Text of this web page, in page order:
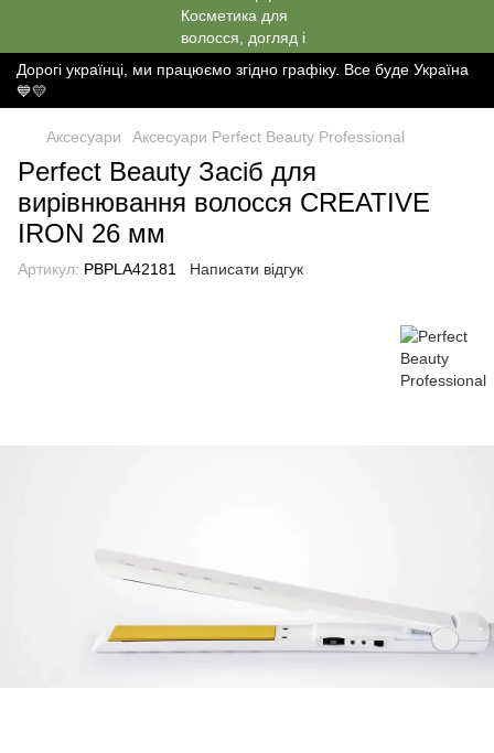
Дорогі українці, ми працюємо згідно графіку. Все буде Україна
💙💛
Аксесуари Аксесуари Perfect Beauty Professional
Perfect Beauty Засіб для
вирівнювання волосся CREATIVE
IRON 26 мм
Артикул: PBPLA42181 Написати відгук